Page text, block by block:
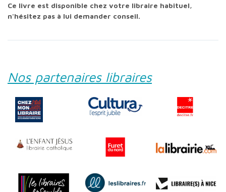
Ce livre est disponible chez votre libraire habituel,
n'hésitez pas à lui demander conseil.
Nos partenaires libraires